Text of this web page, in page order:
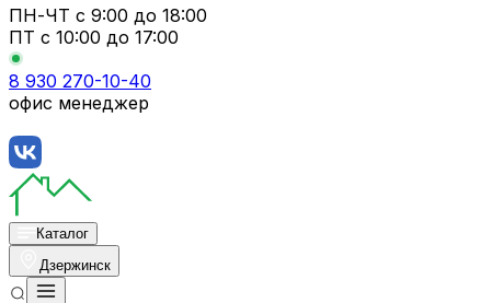
ПН-ЧТ с 9:00 до 18:00
ПТ с 10:00 до 17:00
8 930 270-10-40
офис менеджер
Каталог
Дзержинск